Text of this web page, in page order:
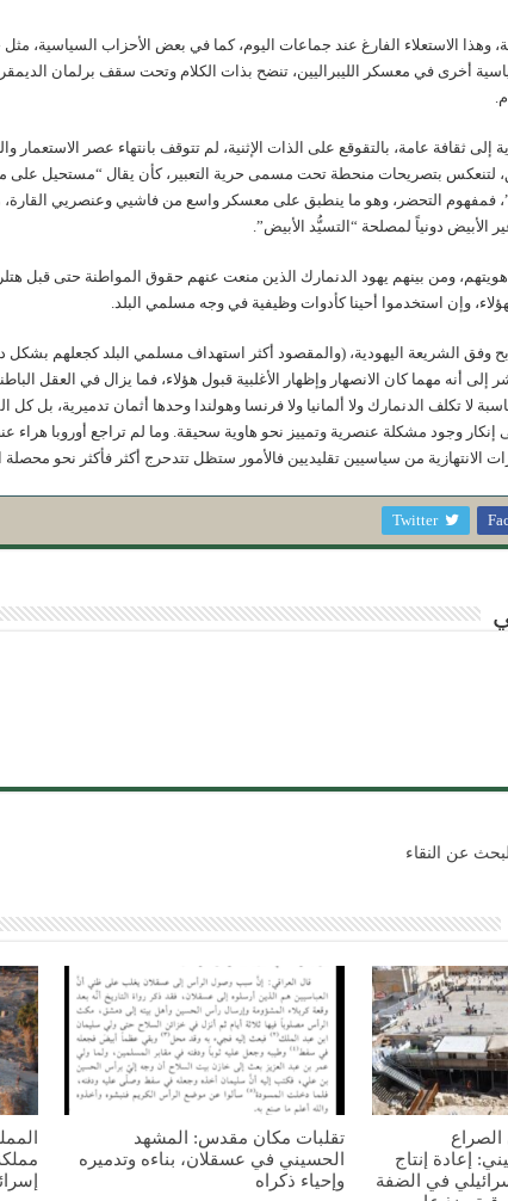
وهذا الاستعلاء الفارغ عند جماعات اليوم، كما في بعض الأحزاب السياسية،
أخرى في معسكر الليبراليين، تنضح بذات الكلام وتحت سقف برلمان
إلى ثقافة عامة، بالتقوقع على الذات الإثنية، لم تتوقف بانتهاء عصر الاستعمار
لتنعكس بتصريحات منحطة تحت مسمى حرية التعبير، كأن يقال “مستحيل
فمفهوم التحضر، وهو ما ينطبق على معسكر واسع من فاشيي وعنصريي القارة،
الأبيض دونياً لمصلحة “التسيُّد الأبيض”.
ومن بينهم يهود الدنمارك الذين منعت عنهم حقوق المواطنة حتى قبل
وإن استخدموا أحينا كأدوات وظيفية في وجه مسلمي البلد.
وفق الشريعة اليهودية، (والمقصود أكثر استهداف مسلمي البلد كجعلهم
إلى أنه مهما كان الانصهار وإظهار الأغلبية قبول هؤلاء، فما يزال في العقل
لا تكلف الدنمارك ولا ألمانيا ولا فرنسا وهولندا وحدها أثمان تدميرية،
وجود مشكلة عنصرية وتمييز نحو هاوية سحيقة. وما لم تراجع أوروبا هراء
الانتهازية من سياسيين تقليديين فالأمور ستظل تتدحرج أكثر فأكثر نحو محصلة
Twitter
عن النقاء
إعادة إنتاج
في الضفة
تقلبات مكان مقدس: المشهد
الحسيني في عسقلان، بناءه وتدميره
وإحياء ذكراه